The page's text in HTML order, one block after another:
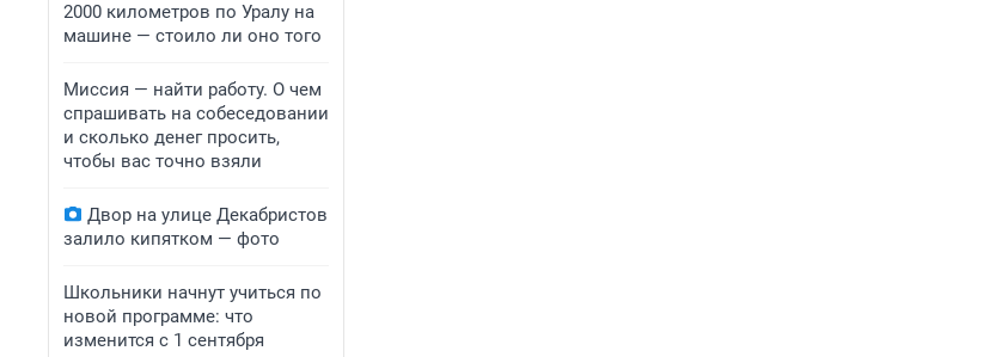
2000 километров по Уралу на
машине — стоило ли оно того
Миссия — найти работу. О чем
спрашивать на собеседовании
и сколько денег просить,
чтобы вас точно взяли
Двор на улице Декабристов
залило кипятком — фото
Школьники начнут учиться по
новой программе: что
изменится с 1 сентября